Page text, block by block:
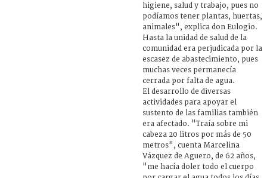
higiene, salud y trabajo, pues no
podíamos tener plantas, huertas,
animales", explica don Eulogio.
Hasta la unidad de salud de la
comunidad era perjudicada por la
escasez de abastecimiento, pues
muchas veces permanecía
cerrada por falta de agua.
El desarrollo de diversas
actividades para apoyar el
sustento de las familias también
era afectado. "Traía sobre mi
cabeza 20 litros por más de 50
metros", cuenta Marcelina
Vázquez de Aguero, de 62 años,
"me hacía doler todo el cuerpo